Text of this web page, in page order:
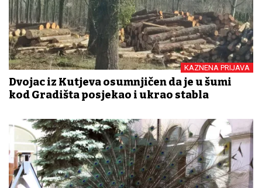
KAZNENA PRIJAVA
Dvojac iz Kutjeva osumnjičen da je u šumi
kod Gradišta posjekao i ukrao stabla